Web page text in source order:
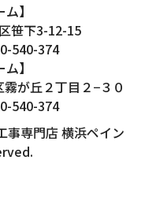
】
笹下3-12-15
540-374
】
が丘２丁目２−３０
540-374
専門店 横浜ペイン